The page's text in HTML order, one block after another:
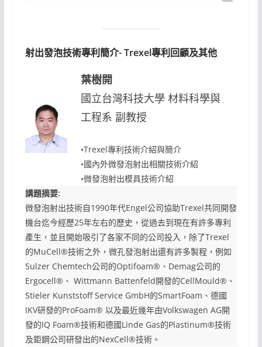
射出發泡技術專利簡介- Trexel專利回顧及其他
葉樹開
國立台灣科技大學 材料科學與
工程系 副教授
•Trexel專利技術介紹與簡介
•國內外微發泡射出相關技術介紹
•微發泡射出模具技術介紹
講題摘要:
微發泡射出技術自1990年代Engel公司協助Trexel共同開發
機台迄今經歷25年左右的歷史，從過去到現在有許多專利
產生，並且開始吸引了各家不同的公司投入，除了Trexel
的MuCell®技術之外，微孔發泡射出還有許多製程，例如
Sulzer Chemtech公司的Optifoam®、Demag公司的
Ergocell®、 Wittmann Battenfeld開發的CellMould®、
Stieler Kunststoff Service GmbH的SmartFoam、德國
IKV研發的ProFoam® 以及最近幾年由Volkswagen AG開
發的IQ Foam®技術和德國Linde Gas的Plastinum®技術
及鉅鋼公司研發出的NexCell®技術。